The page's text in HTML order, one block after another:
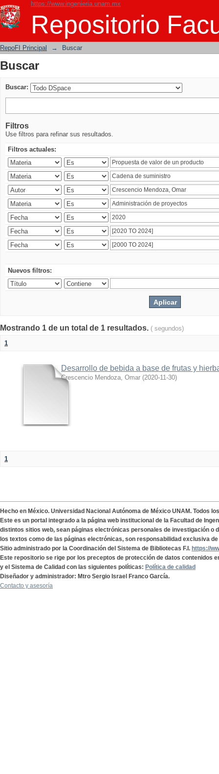
https://www.ingenieria.unam.mx
Repositorio
Buscar
RepoFI Principal → Buscar
Buscar
Buscar:
Filtros
Use filtros para refinar sus resultados.
Filtros actuales:
Nuevos filtros:
Mostrando 1 de un total de 1 resultados. ( segundos)
1
Desarrollo de bebida a base de frutas y
Crescencio Mendoza, Omar (2020-11-30)
1
Hecho en México. Universidad Nacional Autónoma de México UNAM. Todos
Este es un portal integrado a la página web institucional de la Facultad de
distintos sitios web, sean páginas electrónicas personales de investigación o
los textos como de las páginas electrónicas, son responsabilidad exclusiva
Sitio administrado por la Coordinación del Sistema de Bibliotecas F.I. https://
Este repositorio se rige por los preceptos de protección de datos contenidos
y el Sistema de Calidad con las siguientes políticas: Política de calidad
Diseñador y administrador: Mtro Sergio Israel Franco García.
Contacto y asesoría